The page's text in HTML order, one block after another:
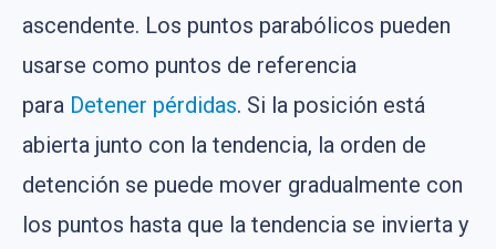
ascendente. Los puntos parabólicos pueden
usarse como puntos de referencia
para Detener pérdidas. Si la posición está
abierta junto con la tendencia, la orden de
detención se puede mover gradualmente con
los puntos hasta que la tendencia se invierta y